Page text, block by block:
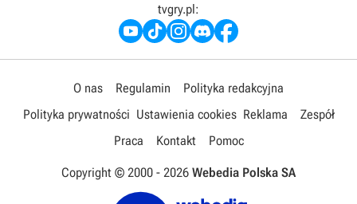
tvgry.pl:
O nas Regulamin
Polityka redakcyjna
Polityka prywatności Ustawienia cookies Reklama
Zespół
Praca
Kontakt Pomoc
Copyright © 2000 - 2026 Webedia Polska SA